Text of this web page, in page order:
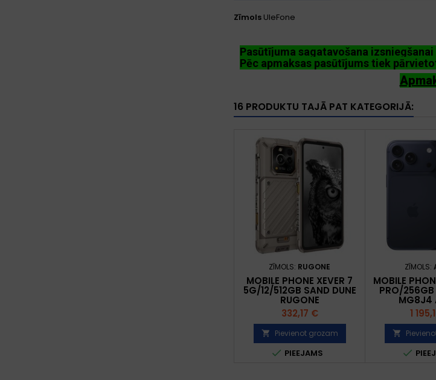
Zīmols UleFone
Pasūtījuma sagatavošana
Pēc apmaksas pasūtījums tiek
16 PRODUKTU TAJĀ PAT KATEGORIJĀ:
ZĪMOLS: RUGONE
MOBILE PHONE XEVER 7
5G/12/512GB SAND DUNE
RUGONE
Cena
332,17 €
 Pievienot grozam
 PIEEJAMS
ZĪMOLS:
MOBILE
PRO/256GB
MG8J4
Cena
1

